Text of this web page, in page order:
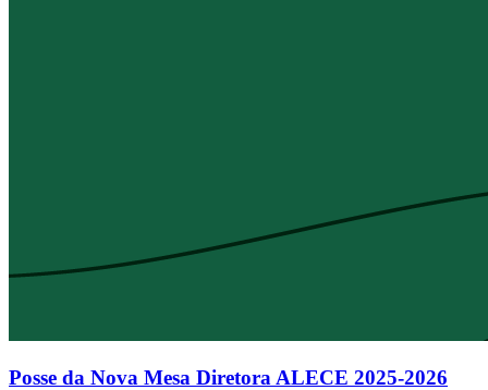
Posse da Nova Mesa Diretora ALECE 2025-2026